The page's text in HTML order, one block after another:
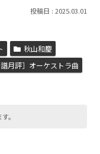
2025.03.01
秋山和慶
譜月評］オーケストラ曲
。